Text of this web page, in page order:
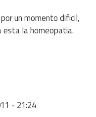
un momento dificil,
esta la homeopatia.
- 21:24